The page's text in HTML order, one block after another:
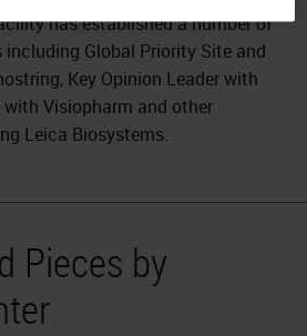
has established a number of
Global Priority Site and
Key Opinion Leader with
with Visiopharm and other
Leica Biosystems.
Pieces by